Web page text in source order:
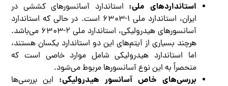
استانداردهای ملی: استاندارد آسانسورهای کششی در
ایران، استاندارد ملی ۱-۶۳۰۳ است. در حالی که استاندارد
آسانسورهای هیدرولیکی، استاندارد ملی ۲-۶۳۰۳ می‌باشد.
هرچند بسیاری از آیتم‌های این دو استاندارد یکسان هستند،
اما استاندارد هیدرولیکی شامل موارد خاصی است که
منحصراً به این نوع آسانسورها مربوط می‌شود.
بررسی‌های خاص آسانسور هیدرولیکی: این بررسی‌ها